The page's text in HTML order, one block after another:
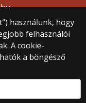
használunk, hogy
felhasználói
A cookie-
a böngésző